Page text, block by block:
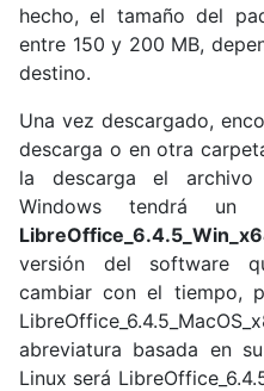
hecho, el tamaño del
entre 150 y 200 MB,
destino.
Una vez descargado,
descarga o en otra
la descarga el
Windows tendrá
versión del software
cambiar con el tiempo,
abreviatura basada en
Linux será